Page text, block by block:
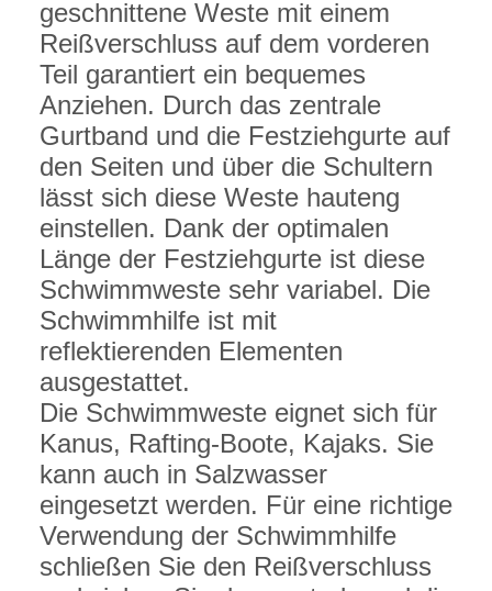
geschnittene Weste mit einem
Reißverschluss auf dem vorderen
Teil garantiert ein bequemes
Anziehen. Durch das zentrale
Gurtband und die Festziehgurte auf
den Seiten und über die Schultern
lässt sich diese Weste hauteng
einstellen. Dank der optimalen
Länge der Festziehgurte ist diese
Schwimmweste sehr variabel. Die
Schwimmhilfe ist mit
reflektierenden Elementen
ausgestattet.
Die Schwimmweste eignet sich für
Kanus, Rafting-Boote, Kajaks. Sie
kann auch in Salzwasser
eingesetzt werden. Für eine richtige
Verwendung der Schwimmhilfe
schließen Sie den Reißverschluss